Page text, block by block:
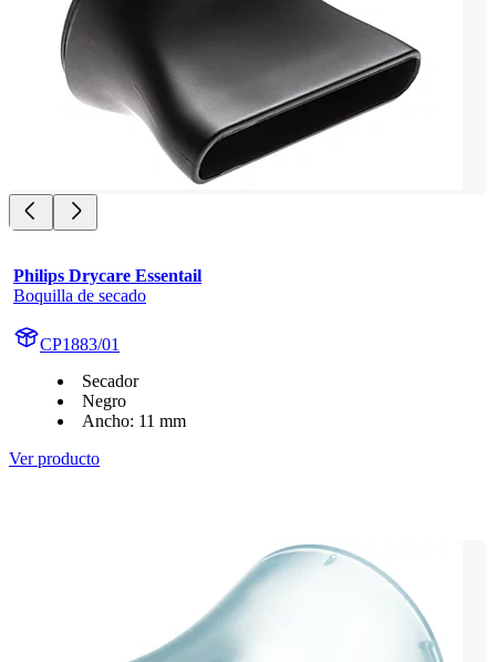
Philips Drycare Essentail
Boquilla de secado
CP1883/01
Secador
Negro
Ancho: 11 mm
Ver producto